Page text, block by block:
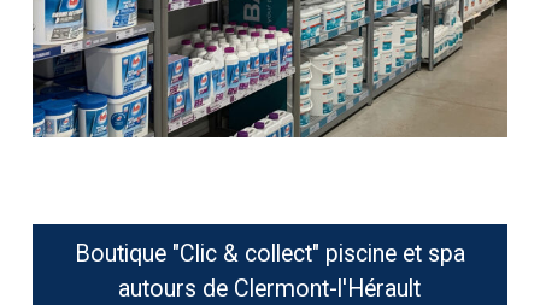
Boutique "Clic & collect" piscine et spa
autours de Clermont-l'Hérault